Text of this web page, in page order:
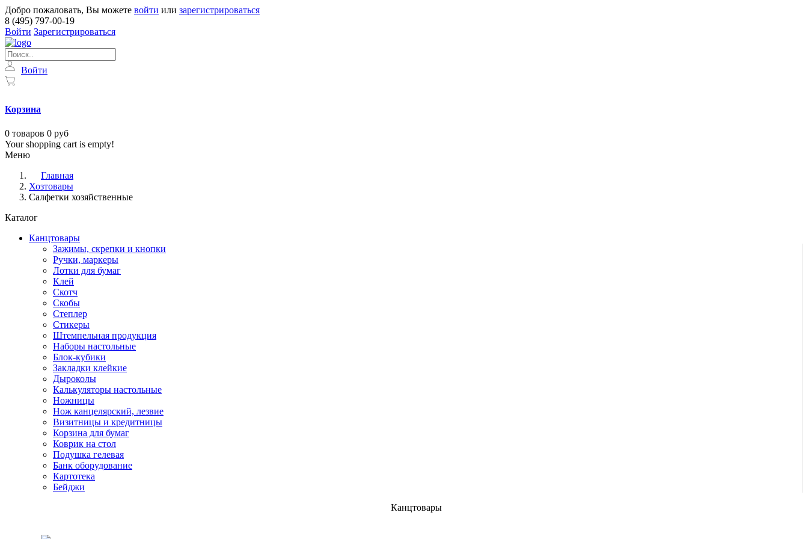
Добро пожаловать, Вы можете войти или зарегистрироваться
8 (495) 797-00-19
Войти Зарегистрироваться
Войти
Корзина
0 товаров 0 руб
Your shopping cart is empty!
Меню
Главная
Хозтовары
Салфетки хозяйственные
Каталог
Канцтовары
Зажимы, скрепки и кнопки
Ручки, маркеры
Лотки для бумаг
Клей
Скотч
Скобы
Степлер
Стикеры
Штемпельная продукция
Наборы настольные
Блок-кубики
Закладки клейкие
Дыроколы
Калькуляторы настольные
Ножницы
Нож канцелярский, лезвие
Визитницы и кредитницы
Корзина для бумаг
Коврик на стол
Подушка гелевая
Банк оборудование
Картотека
Бейджи
Канцтовары